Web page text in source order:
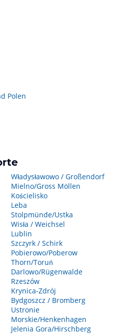
Polen
Władysławowo / Großendorf
Mielno/Gross Möllen
Kościelisko
Leba
Stolpmünde/Ustka
Wisła / Weichsel
Lublin
Szczyrk / Schirk
Pobierowo/Poberow
Thorn/Toruń
Darlowo/Rügenwalde
Rzeszów
Krynica-Zdrój
Bydgoszcz / Bromberg
Ustronie
Morskie/Henkenhagen
Jelenia Gora/Hirschberg